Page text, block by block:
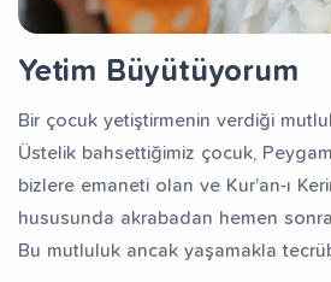
Yetim Büyütüyorum
Bir çocuk yetiştirmenin verdiği
Üstelik bahsettiğimiz çocuk,
bizlere emaneti olan ve Kur’an-ı
hususunda akrabadan hemen
Bu mutluluk ancak yaşamakla